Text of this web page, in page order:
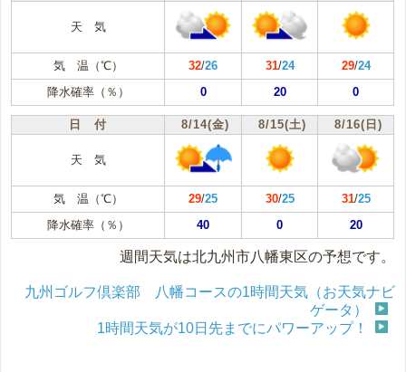
天 気
気 温（℃） 32/26 31/24 29/24
降水確率（％）
0 20 0
日 付 8/14(金) 8/15(土) 8/16(日)
天 気
気 温（℃） 29/25 30/25 31/25
降水確率（％）
40 0 20
週間天気は北九州市八幡東区の予想です。
九州ゴルフ倶楽部 八幡コースの1時間天気（お天気ナビ
ゲータ）
1時間天気が10日先までにパワーアップ！